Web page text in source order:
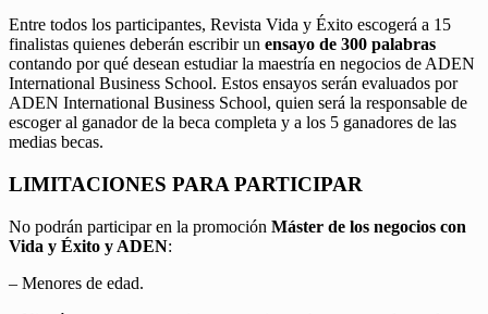
Entre todos los participantes, Revista Vida y Éxito escogerá a 15
finalistas quienes deberán escribir un ensayo de 300 palabras
contando por qué desean estudiar la maestría en negocios de ADEN
International Business School. Estos ensayos serán evaluados por
ADEN International Business School, quien será la responsable de
escoger al ganador de la beca completa y a los 5 ganadores de las
medias becas.
LIMITACIONES PARA PARTICIPAR
No podrán participar en la promoción Máster de los negocios con
Vida y Éxito y ADEN:
– Menores de edad.